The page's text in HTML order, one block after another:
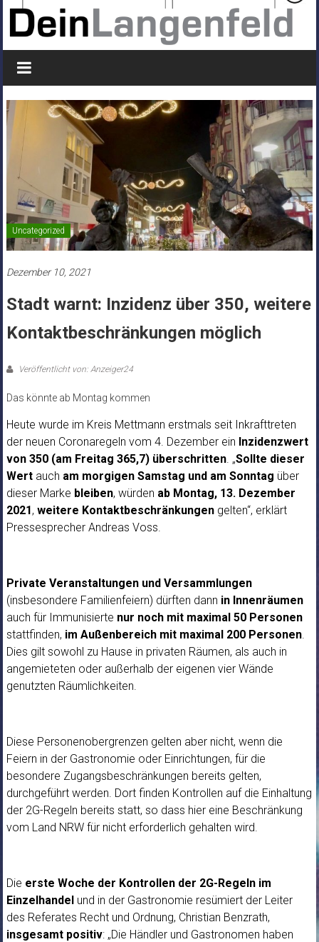
Uncategorized
Dezember 10, 2021
Stadt warnt: Inzidenz über 350, weitere
Kontaktbeschränkungen möglich
Veröffentlicht von: Anzeiger24
Das könnte ab Montag kommen
Heute wurde im Kreis Mettmann erstmals seit Inkrafttreten
der neuen Coronaregeln vom 4. Dezember ein Inzidenzwert
von 350 (am Freitag 365,7) überschritten. „Sollte dieser
Wertauch am morgigen Samstag und am Sonntag über
dieser Marke bleiben, würden ab Montag, 13. Dezember
2021, weitere Kontaktbeschränkungengelten“, erklärt
Pressesprecher Andreas Voss.
Private Veranstaltungen und Versammlungen
(insbesondere Familienfeiern) dürften dann in Innenräumen
auch für Immunisierte nur noch mit maximal 50 Personen
stattfinden, im Außenbereich mit maximal 200 Personen.
Dies gilt sowohl zu Hause in privaten Räumen, als auch in
angemieteten oder außerhalb der eigenen vier Wände
genutzten Räumlichkeiten.
Diese Personenobergrenzen gelten aber nicht, wenn die
Feiern in der Gastronomie oder Einrichtungen, für die
besondere Zugangsbeschränkungen bereits gelten,
durchgeführt werden. Dort finden Kontrollen auf die Einhaltung
der 2G-Regeln bereits statt, so dass hier eine Beschränkung
vom Land NRW für nicht erforderlich gehalten wird.
Die erste Woche der Kontrollen der 2G-Regeln im
Einzelhandelund in der Gastronomie resümiert der Leiter
des Referates Recht und Ordnung, Christian Benzrath,
insgesamt positiv: „Die Händler und Gastronomen haben